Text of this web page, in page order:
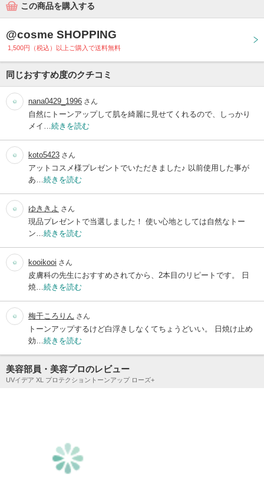
この商品を購入する
@cosme SHOPPING
1,500円（税込）以上ご購入で送料無料
同じおすすめ度のクチコミ
nana0429_1996 さん
自然にトーンアップして肌を綺麗に見せてくれるので、しっかり
メイ… 続きを読む
koto5423 さん
アットコスメ様プレゼントでいただきました♪ 以前使用した事が
あ… 続きを読む
ゆききよ さん
現品プレゼントで当選しました！ 使い心地としては自然なトー
ン… 続きを読む
kooikooi さん
皮膚科の先生におすすめされてから、2本目のリピートです。 日
焼… 続きを読む
梅干ころりん さん
トーンアップするけど白浮きしなくてちょうどいい。 日焼け止め
効… 続きを読む
美容部員・美容プロのレビュー
UVイデア XL プロテクショントーンアップ ローズ+